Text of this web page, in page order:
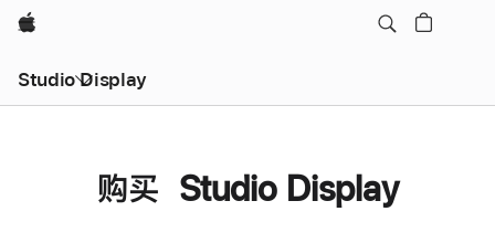
Apple
Studio Display
购买 Studio Display